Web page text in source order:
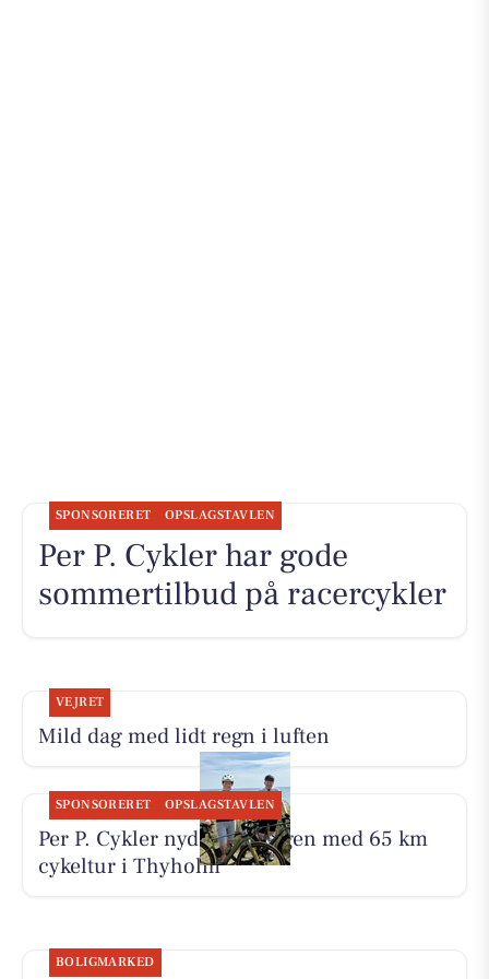
SPONSORERET OPSLAGSTAVLEN
Per P. Cykler har gode
sommertilbud på racercykler
VEJRET
Mild dag med lidt regn i luften
SPONSORERET OPSLAGSTAVLEN
Per P. Cykler nyder søndagen med 65 km
cykeltur i Thyholm
BOLIGMARKED